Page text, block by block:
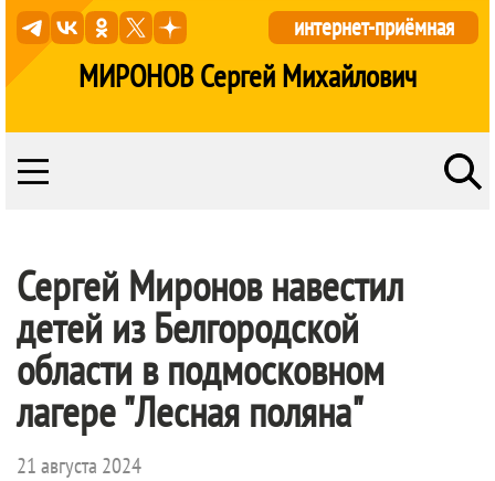
МИРОНОВ Сергей Михайлович
интернет-приёмная
Сергей Миронов навестил
детей из Белгородской
области в подмосковном
лагере "Лесная поляна"
21 августа 2024